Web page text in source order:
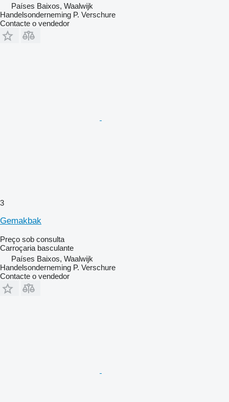
Países Baixos, Waalwijk
Handelsonderneming P. Verschure
Contacte o vendedor
3
Gemakbak
Preço sob consulta
Carroçaria basculante
Países Baixos, Waalwijk
Handelsonderneming P. Verschure
Contacte o vendedor